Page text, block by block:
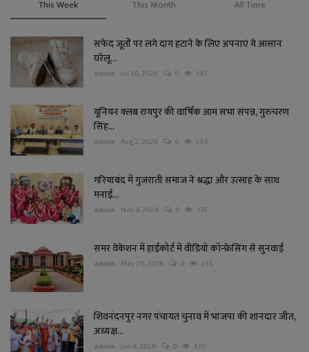
This Week This Month All Time
सफेद जूतों पर लगे दाग हटाने के लिए अपनाएं ये आसान
घरेलू...
admin Jul 30, 2026 0 343
यूनियन क्लब रायपुर की वार्षिक आम सभा संपन्न, गुरुचरण
सिंह...
admin Aug 2, 2026 0 339
गरियाबंद में गुजराती समाज ने श्रद्धा और उत्साह के साथ
मनाई...
admin Nov 9, 2024 0 335
समर वेकेशन में हाईकोर्ट में वीडियो कॉन्फ्रेसिंग से सुनवाई
admin May 20, 2026 0 335
शिवनंदनपुर नगर पंचायत चुनाव में भाजपा की शानदार जीत,
अध्यक्ष...
admin Jun 4, 2026 0 335